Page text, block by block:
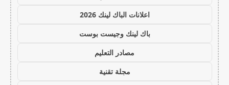
اعلانات الباك لينك 2026
باك لينك وجيست بوست
مصادر التعليم
مجلة تقنية